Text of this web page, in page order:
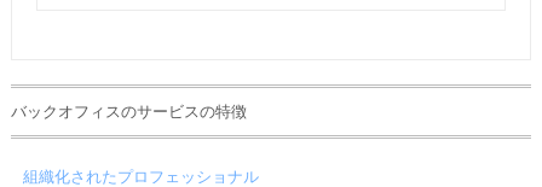
バックオフィスのサービスの特徴
組織化されたプロフェッショナル